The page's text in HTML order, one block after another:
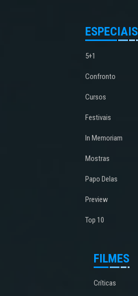
ESPECIAIS
5+1
Confronto
Cursos
Festivais
In Memoriam
Mostras
Papo Delas
Preview
Top 10
FILMES
Críticas